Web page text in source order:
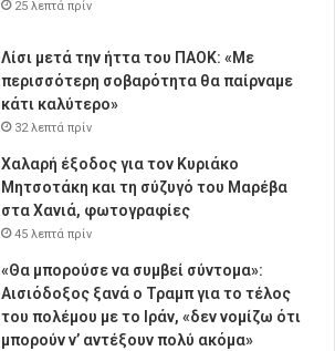
25 λεπτά πρίν
Λίσι μετά την ήττα του ΠΑΟΚ: «Με
περισσότερη σοβαρότητα θα παίρναμε
κάτι καλύτερο»
32 λεπτά πρίν
Χαλαρή έξοδος για τον Κυριάκο
Μητσοτάκη και τη σύζυγό του Μαρέβα
στα Χανιά, φωτογραφίες
45 λεπτά πρίν
«Θα μπορούσε να συμβεί σύντομα»:
Αισιόδοξος ξανά ο Τραμπ για το τέλος
του πολέμου με το Ιράν, «δεν νομίζω ότι
μπορούν ν’ αντέξουν πολύ ακόμα»